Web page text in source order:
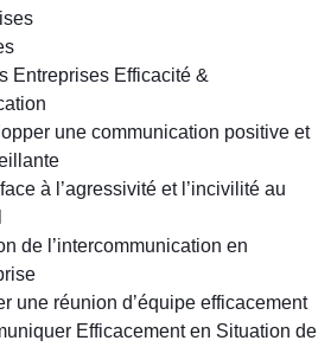
Entreprises Efficacité &
une communication positive et
à l’agressivité et l’incivilité au
de l’intercommunication en
une réunion d’équipe efficacement
Efficacement en Situation de